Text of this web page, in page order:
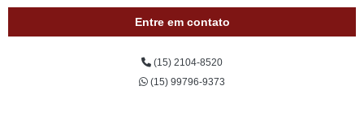
Entre em contato
(15) 2104-8520
(15) 99796-9373